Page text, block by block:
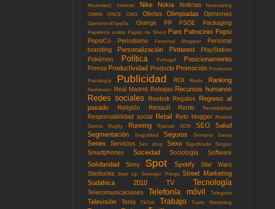
Neutraliad; Internet Nike Nokia Noticias
Nutscaping
OMMA
ONCE ONG Ofertas Olimpiadas Opiniones
OpinionesEspaña Orange PP PSOE Packaging
Papelería online Papiro de Shem Paro Patrocinio Pepsi
PepsiCo Periodismo Personal Shopper
Personal
branding
Personalización Pinterest
PlayStation
Pokémon
Política Portugal Posicionamiento
Prensa Productividad Producto Promoción Proyectos
Psicología Publicidad ROI Radio Ranking
Rastreator Real Madrid Rebajas Recursos humanos
Redes sociales Reebok Regalos
Regreso al
pasado
Religión Renault Renfe Rentabilidad
Responsabilidad social Retail Reto blogger Roland
Garros
Rugby Running Ryanair SEM SEO
Salud
Segmentación
Seguridad Seguros Semana Santa
Series Servicios Sex shop Sexo Significado Slogan
Smartphones Sociedad Sociología Software
Solidaridad Sony Spot Spotify
Star Wars
Starbucks Start Up Stranger Things Street Marketing
Sudáfrica 2010
TV Tecnología
Telecomunicaciones Telefonía móvil Telegram
Televisión Tenis TikTok Trabajo Trade Marketing